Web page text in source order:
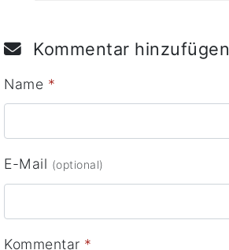
Kommentar hinzufügen
Name *
E-Mail (optional)
Kommentar *